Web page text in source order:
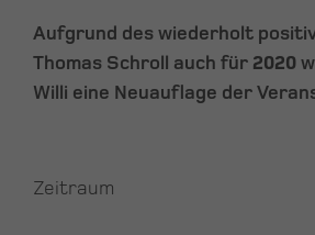
Aufgrund des wiederholt
Thomas Schroll auch für 2020
Willi eine Neuauflage der
Zeitraum